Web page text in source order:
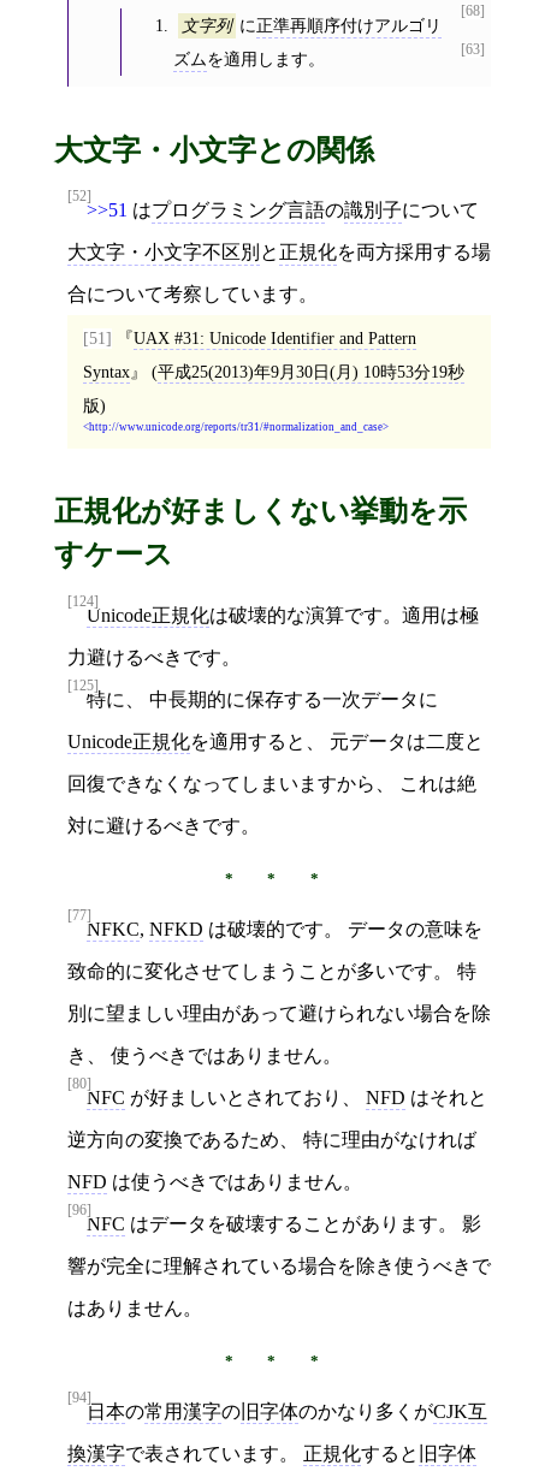
[68]
[63]
文字列 に正準再順序付けアルゴリ
ズムを適用します。
大文字・小文字との関係
[52]
>>51 はプログラミング言語の識別子について
大文字・小文字不区別 と 正規化を両方採用する場
合について考察しています。
[51]
UAX #31: Unicode Identifier and Pattern
Syntax
(平成25(2013)年9月30日(月) 10時53分19秒
版)
http://www.unicode.org/reports/tr31/#normalization_and_case
正規化が好ましくない挙動を示
すケース
[124]
Unicode正規化は破壊的な演算です。適用は極
力避けるべきです。
[125]
特に、 中長期的に保存する一次データに
Unicode正規化を適用すると、 元データは二度と
回復できなくなってしまいますから、 これは絶
対に避けるべきです。
[77]
NFKC, NFKD は破壊的です。 データの意味を
致命的に変化させてしまうことが多いです。 特
別に望ましい理由があって避けられない場合を除
き、 使うべきではありません。
[80]
NFC が好ましいとされており、 NFD はそれと
逆方向の変換であるため、 特に理由がなければ
NFD は使うべきではありません。
[96]
NFC はデータを破壊することがあります。 影
響が完全に理解されている場合を除き使うべきで
はありません。
[94]
日本の常用漢字の 旧字体のかなり多くがCJK互
換漢字で表されています。 正規化すると 旧字体